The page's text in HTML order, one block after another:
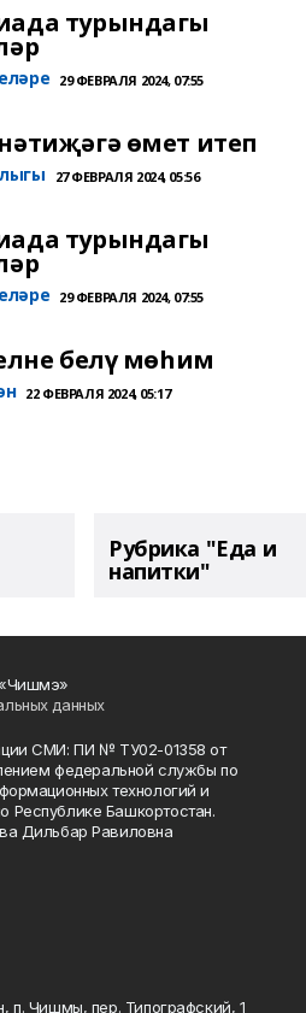
турындагы
29 ФЕВРАЛЯ 2024, 07:55
өмет итеп
27 ФЕВРАЛЯ 2024, 05:56
турындагы
29 ФЕВРАЛЯ 2024, 07:55
белү мөһим
22 ФЕВРАЛЯ 2024, 05:17
Рубрика "Еда и
напитки"
данных
СМИ: ПИ № ТУ02-01358 от
федеральной службы по
технологий и
Республике Башкортостан.
Дильбар Равиловна
п. Чишмы, пер. Типографский, 1